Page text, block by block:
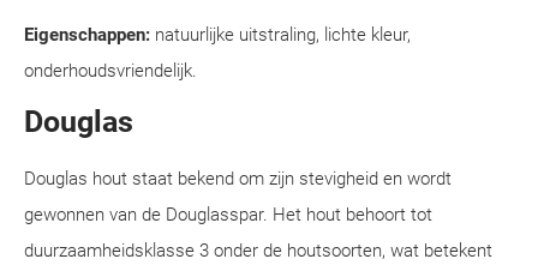
Eigenschappen: natuurlijke uitstraling, lichte kleur,
onderhoudsvriendelijk.
Douglas
Douglas hout staat bekend om zijn stevigheid en wordt
gewonnen van de Douglasspar. Het hout behoort tot
duurzaamheidsklasse 3 onder de houtsoorten, wat betekent